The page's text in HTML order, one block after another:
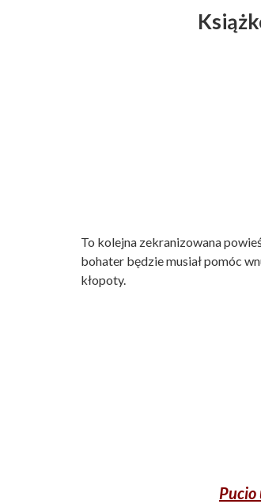
To kolejna zekranizowana
bohater będzie musiał pomóc
kłopoty.
Pucio